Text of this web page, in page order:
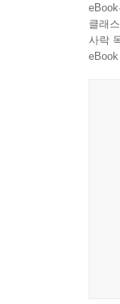
‘윤
관여
미헬
커
언
클래
사락